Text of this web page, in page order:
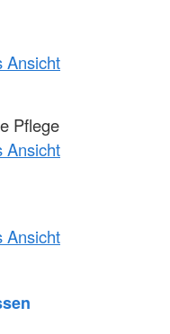
Ansicht
Pflege
Ansicht
Ansicht